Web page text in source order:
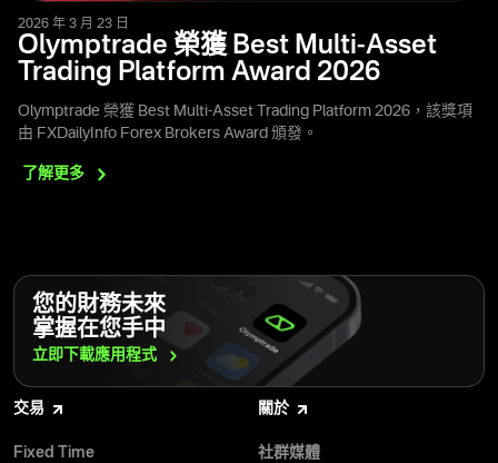
2026 年 3 月 23 日
Olymptrade 榮獲 Best Multi-Asset
Trading Platform Award 2026
Olymptrade 榮獲 Best Multi-Asset Trading Platform 2026，該獎項
由 FXDailyInfo Forex Brokers Award 頒發。
了解更多
您的財務未來
掌握在您手中
立即下載應用程式
交易
Fixed Time
關於
社群媒體